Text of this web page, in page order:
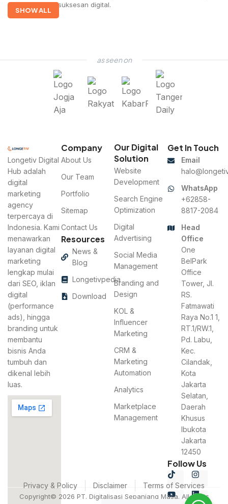
awal menuju kesuksesan digital.
SHOW ALL
as seen on
Longetiv Digital
Hub adalah
digital
marketing
agency
terpercaya di
Indonesia. Kami
menawarkan
layanan digital
marketing
lengkap mulai
dari SEO, iklan
digital
(performance
ads), hingga
branding untuk
membantu
bisnis Anda
tumbuh dan
dikenal lebih
luas.
Company
About Us
Our Team
Portfolio
Sitemap
Contact Us
Resources
News &
Blog
Longetivpedia
Download
Our Digital
Solution
Website
Development
Search Engine
Optimization
Digital
Advertising
Social Media
Management
Branding and
Design
KOL &
Influencer
Marketing
CRM &
Marketing
Automation
Analytics
Marketplace
Management
Get In Touch
Email
WhatsApp
+62858-
8817-2084
Head
Office
One
BelPark
Office
Tower, Jl.
RS.
Fatmawati
Raya No.1 1,
RT.1/RW.1,
Pd. Labu,
Kec.
Cilandak,
Kota
Jakarta
Selatan,
Daerah
Khusus
Ibukota
Jakarta
12450
Follow Us
Privacy & Policy Disclaimer Terms of Services
Copyright© 2026 PT. Digitalisasi Sepanjang Masa. All rights